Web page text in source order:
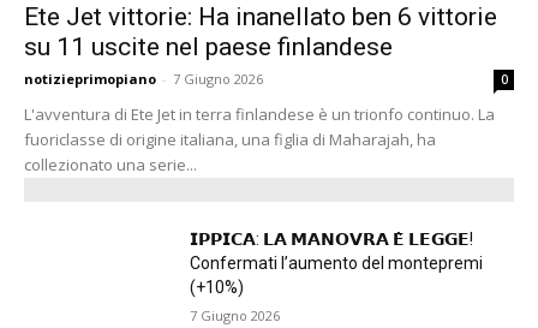
Ete Jet vittorie: Ha inanellato ben 6 vittorie
su 11 uscite nel paese finlandese
notizieprimopiano - 7 Giugno 2026 0
L'avventura di Ete Jet in terra finlandese è un trionfo continuo. La
fuoriclasse di origine italiana, una figlia di Maharajah, ha
collezionato una serie...
𝗜𝗣𝗣𝗜𝗖𝗔: 𝗟𝗔 𝗠𝗔𝗡𝗢𝗩𝗥𝗔 𝗘̀ 𝗟𝗘𝗚𝗚𝗘!
Confermati l’aumento del montepremi
(+10%)
7 Giugno 2026